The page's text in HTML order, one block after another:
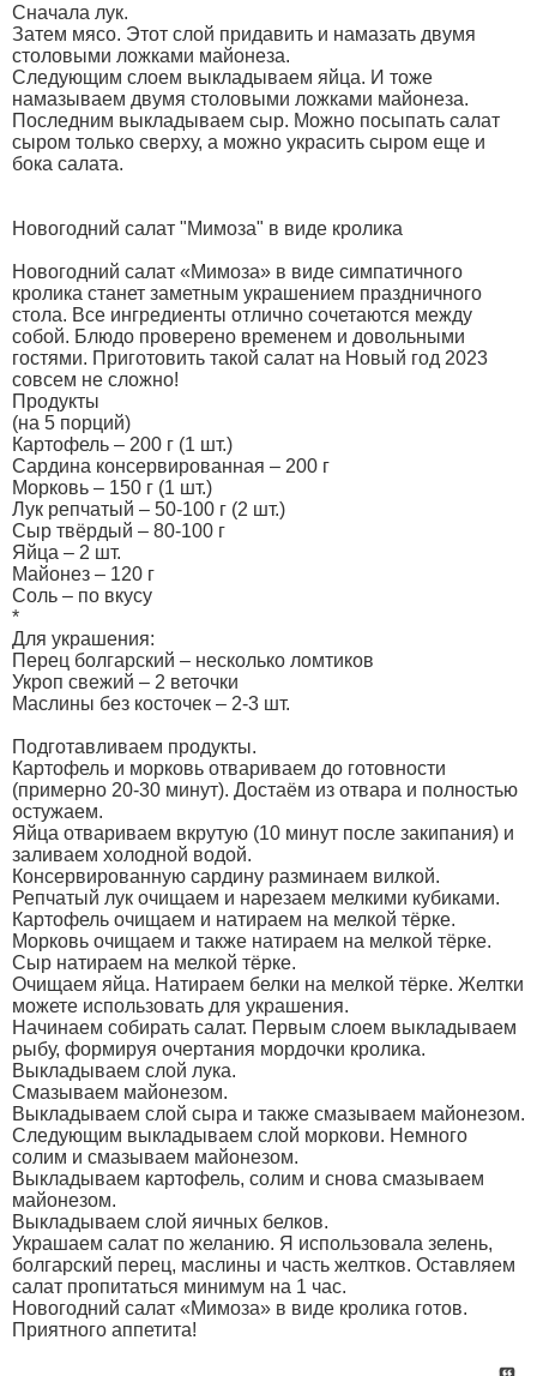
Сначала лук.
Затем мясо. Этот слой придавить и намазать двумя
столовыми ложками майонеза.
Следующим слоем выкладываем яйца. И тоже
намазываем двумя столовыми ложками майонеза.
Последним выкладываем сыр. Можно посыпать салат
сыром только сверху, а можно украсить сыром еще и
бока салата.
Новогодний салат "Мимоза" в виде кролика
Новогодний салат «Мимоза» в виде симпатичного
кролика станет заметным украшением праздничного
стола. Все ингредиенты отлично сочетаются между
собой. Блюдо проверено временем и довольными
гостями. Приготовить такой салат на Новый год 2023
совсем не сложно!
Продукты
(на 5 порций)
Картофель – 200 г (1 шт.)
Сардина консервированная – 200 г
Морковь – 150 г (1 шт.)
Лук репчатый – 50-100 г (2 шт.)
Сыр твёрдый – 80-100 г
Яйца – 2 шт.
Майонез – 120 г
Соль – по вкусу
*
Для украшения:
Перец болгарский – несколько ломтиков
Укроп свежий – 2 веточки
Маслины без косточек – 2-3 шт.
Подготавливаем продукты.
Картофель и морковь отвариваем до готовности
(примерно 20-30 минут). Достаём из отвара и полностью
остужаем.
Яйца отвариваем вкрутую (10 минут после закипания) и
заливаем холодной водой.
Консервированную сардину разминаем вилкой.
Репчатый лук очищаем и нарезаем мелкими кубиками.
Картофель очищаем и натираем на мелкой тёрке.
Морковь очищаем и также натираем на мелкой тёрке.
Сыр натираем на мелкой тёрке.
Очищаем яйца. Натираем белки на мелкой тёрке. Желтки
можете использовать для украшения.
Начинаем собирать салат. Первым слоем выкладываем
рыбу, формируя очертания мордочки кролика.
Выкладываем слой лука.
Смазываем майонезом.
Выкладываем слой сыра и также смазываем майонезом.
Следующим выкладываем слой моркови. Немного
солим и смазываем майонезом.
Выкладываем картофель, солим и снова смазываем
майонезом.
Выкладываем слой яичных белков.
Украшаем салат по желанию. Я использовала зелень,
болгарский перец, маслины и часть желтков. Оставляем
салат пропитаться минимум на 1 час.
Новогодний салат «Мимоза» в виде кролика готов.
Приятного аппетита!